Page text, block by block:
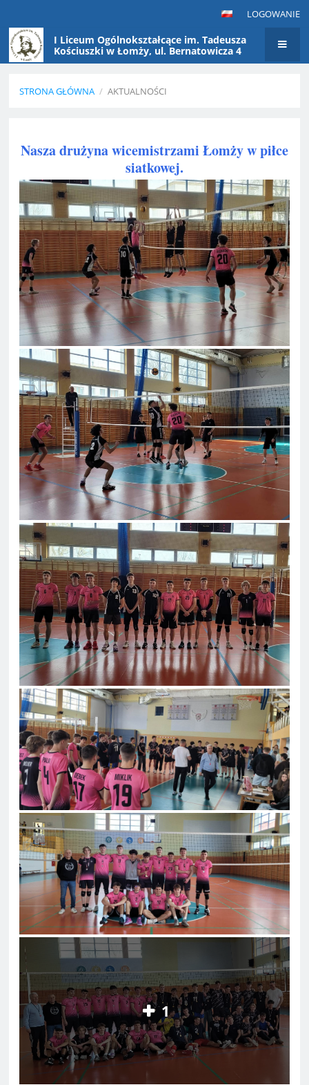
LOGOWANIE
I Liceum Ogólnokształcące im. Tadeusza
Kościuszki w Łomży, ul. Bernatowicza 4
STRONA GŁÓWNA / AKTUALNOŚCI
Nasza drużyna wicemistrzami Łomży w piłce
siatkowej.
1